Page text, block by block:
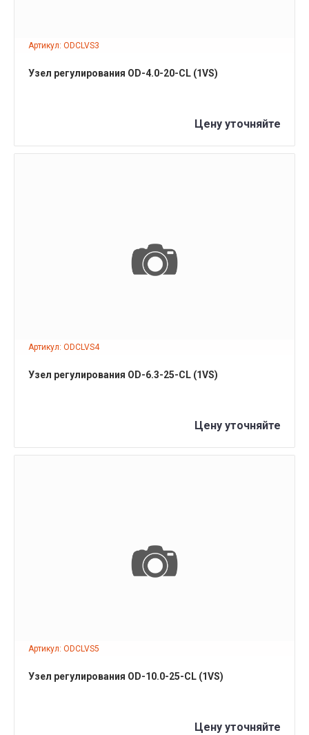
Артикул: ODCLVS3
Узел регулирования OD-4.0-20-СL (1VS)
Цену уточняйте
Артикул: ODCLVS4
ПОДРОБНЕЕ
Узел регулирования OD-6.3-25-CL (1VS)
Цену уточняйте
Артикул: ODCLVS5
ПОДРОБНЕЕ
Узел регулирования OD-10.0-25-CL (1VS)
Цену уточняйте